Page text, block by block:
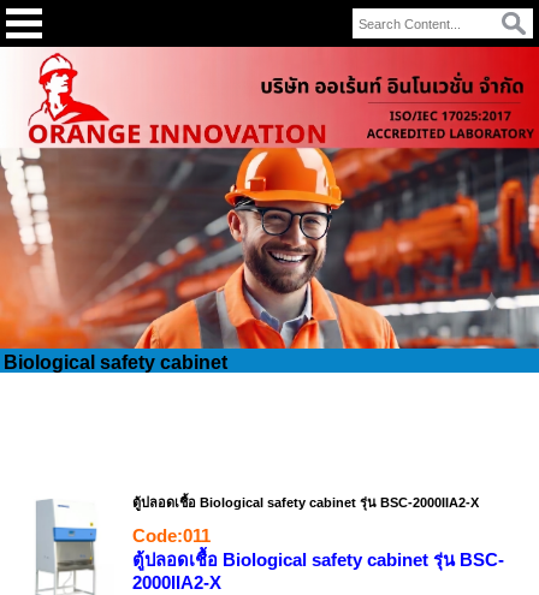
Biological safety cabinet
ตู้ปลอดเชื้อ Biological safety cabinet รุ่น BSC-2000IIA2-X
Code:011
ตู้ปลอดเชื้อ Biological safety cabinet รุ่น BSC-
2000IIA2-X